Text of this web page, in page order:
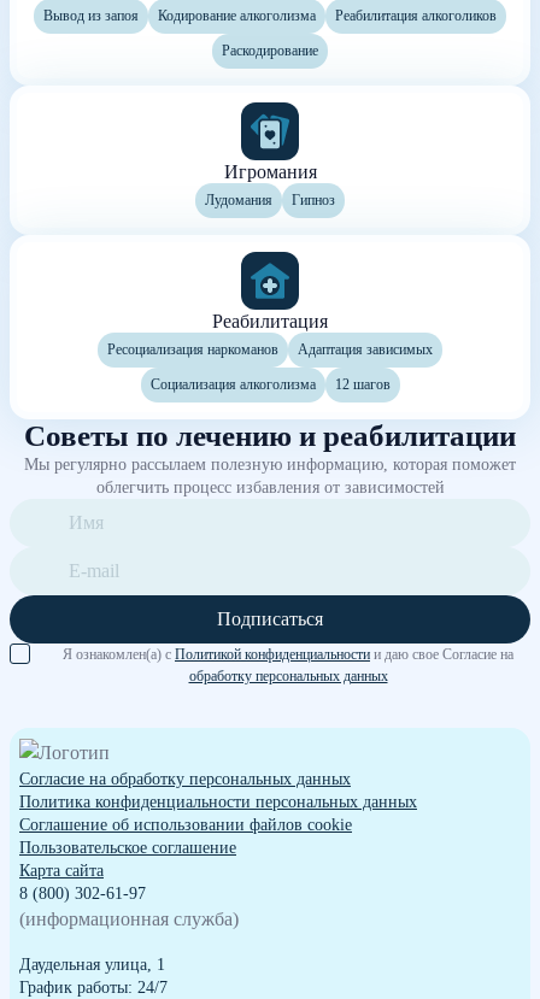
Вывод из запоя Кодирование алкоголизма Реабилитация алкоголиков
Раскодирование
Игромания
Лудомания Гипноз
Реабилитация
Ресоциализация наркоманов Адаптация зависимых
Социализация алкоголизма 12 шагов
Советы по лечению и реабилитации
Мы регулярно рассылаем полезную информацию, которая поможет
облегчить процесс избавления от зависимостей
Подписаться
Я ознакомлен(а) с Политикой конфиденциальности и даю свое Согласие на
обработку персональных данных
Согласие на обработку персональных данных
Политика конфиденциальности персональных данных
Cоглашение об использовании файлов cookie
Пользовательское соглашение
Карта сайта
8 (800) 302-61-97
(информационная служба)
Даудельная улица, 1
График работы: 24/7